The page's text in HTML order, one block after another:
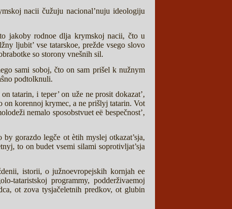
nacii čužuju nacional’nuju ideologiju
jakoby rodnoe dlja krymskoj nacii, čto u
ljubit’ vse tatarskoe, prežde vsego slovo
so storony vnešnih sil.
sami soboj, čto on sam prišel k nužnym
podtolknuli.
tatarin, i teper’ on uže ne prosit dokazat’,
on korennoj krymec, a ne prišlyj tatarin. Vot
nemalo sposobstvuet eë bespečnost’,
gorazdo legče ot ètih myslej otkazat’sja,
to on budet vsemi silami soprotivljat’sja
istorii, o južnoevropejskih kornjah ee
tataristskoj programmy, podderživaemoj
ot zova tysjačeletnih predkov, ot glubin